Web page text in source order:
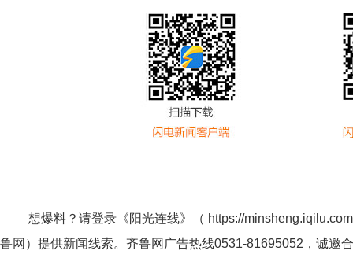
想爆料？请登录《阳光连线》（ https://
鲁网 ）提供新闻线索。齐鲁网广告热线0531-81695052 ，诚邀